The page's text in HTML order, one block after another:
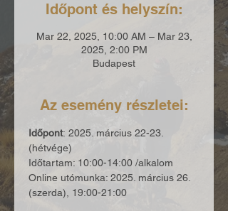
Időpont és helyszín:
Mar 22, 2025, 10:00 AM – Mar 23,
2025, 2:00 PM
Budapest
Az esemény részletei:
Időpont: 2025. március 22-23.
(hétvége)
Időtartam: 10:00-14:00 /alkalom
Online utómunka: 2025. március 26.
(szerda), 19:00-21:00